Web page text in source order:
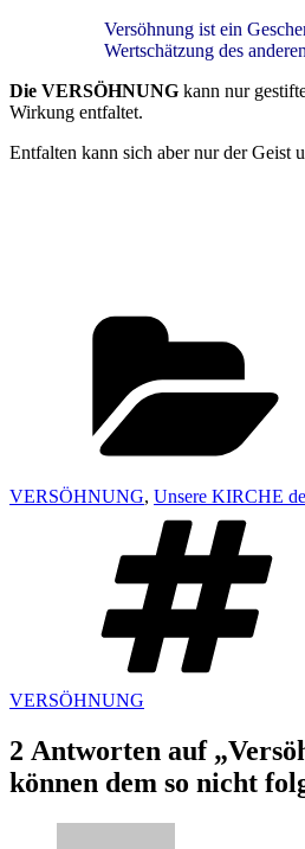
Versöhnung ist ein
Wertschätzung des
Die VERSÖHNUNG kann nur
Wirkung entfaltet.
Entfalten kann sich aber nur der Geist
VERSÖHNUNG, Unsere KIRCHE
VERSÖHNUNG
2 Antworten auf
können dem so nicht